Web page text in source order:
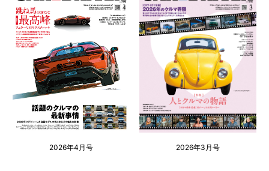
2026年4月号 2026年3月号